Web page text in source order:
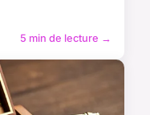
5 min de lecture →